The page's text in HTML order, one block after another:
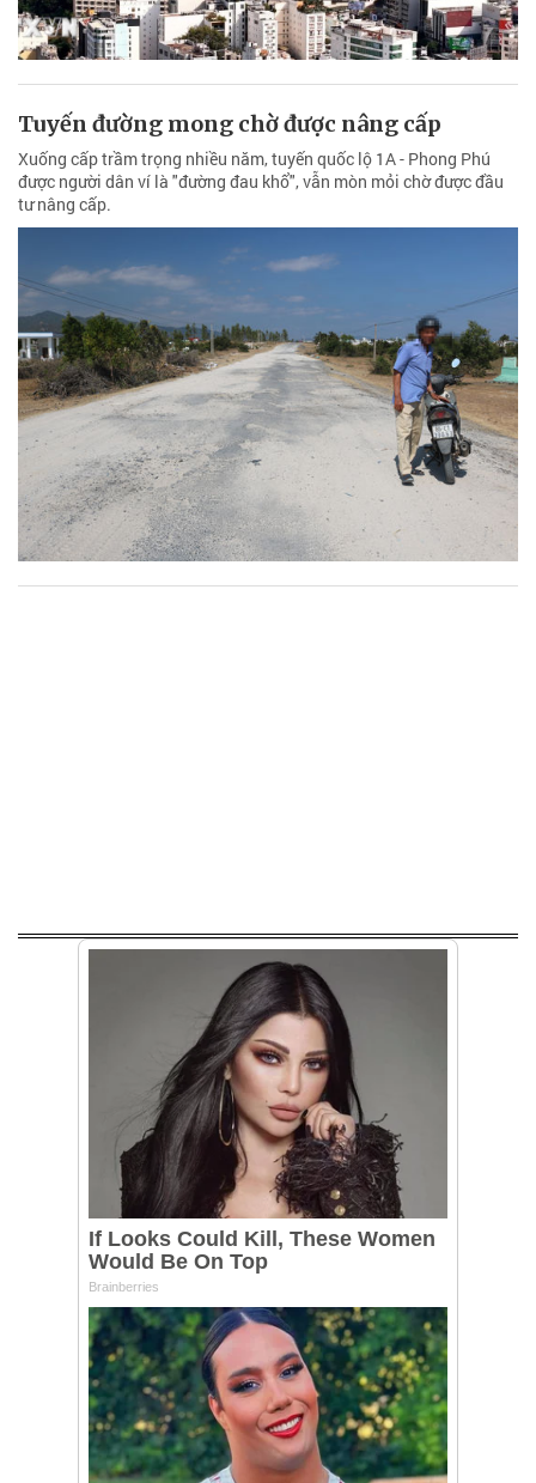
Xuống cấp trầm trọng nhiều năm, tuyến quốc lộ 1A - Phong Phú
được người dân ví là "đường đau khổ", vẫn mòn mỏi chờ được đầu
tư nâng cấp.